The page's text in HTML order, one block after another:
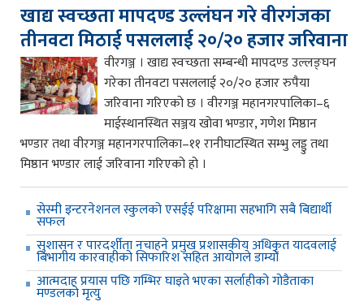
खाद्य स्वच्छता मापदण्ड उल्लंघन गरे वीरगंजका
तीनवटा मिठाई पसललाई २०/२० हजार जरिवाना
वीरगञ्ज । खाद्य स्वच्छता सम्बन्धी मापदण्ड उल्लङ्घन
गरेका तीनवटा पसललाई २०/२० हजार रुपैया
जरिवाना गरिएको छ । वीरगञ्ज महानगरपालिका–६
माईस्थानस्थित सञ्जय खोवा भण्डार, गणेश मिष्ठान
भण्डार तथा वीरगञ्ज महानगरपालिका–११ रानीघाटस्थित सम्भु लड्डु तथा
मिष्ठान भण्डार लाई जरिवाना गरिएको हो ।
सेस्मी इन्टरनेशनल स्कुलको एसईई परिक्षामा सहभागि सबै बिद्यार्थी
सफल
सुशासन र पारदर्शीता नचाहने प्रमुख प्रशासकीय अधिकृत यादवलाई
बिभागीय कारवाहीको सिफारिश सहित आयोगले डाम्यो
आत्मदाह प्रयास पछि गम्भिर घाइते भएका सर्लाहीको गोडैताका
मण्डलको मृत्यु